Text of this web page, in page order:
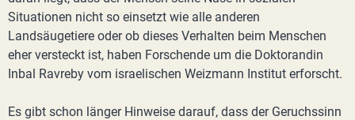
Situationen nicht so einsetzt wie alle anderen
Landsäugetiere oder ob dieses Verhalten beim Menschen
eher versteckt ist, haben Forschende um die Doktorandin
Inbal Ravreby vom israelischen Weizmann Institut erforscht.
Es gibt schon länger Hinweise darauf, dass der Geruchssinn